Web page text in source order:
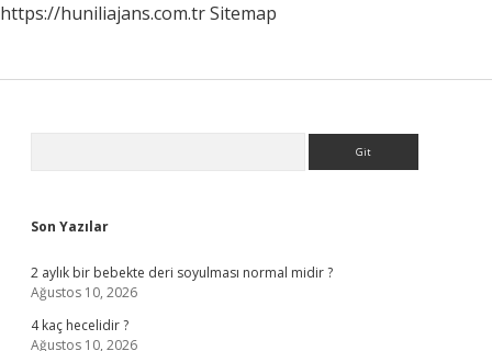
https://huniliajans.com.trSitemap
Son Yazılar
2 aylık bir bebekte deri soyulması normal midir ?
Ağustos 10, 2026
4 kaç hecelidir ?
Ağustos 10, 2026